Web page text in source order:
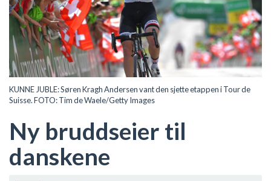
KUNNE JUBLE: Søren Kragh Andersen vant den sjette etappen i Tour de
Suisse. FOTO: Tim de Waele/Getty Images
Ny bruddseier til
danskene